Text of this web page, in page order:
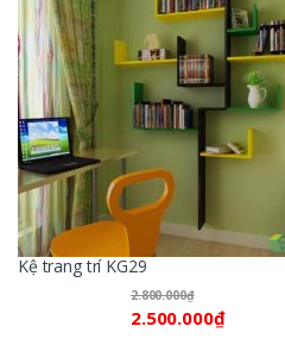
Kệ trang trí KG29
2.800.000₫
2.500.000₫